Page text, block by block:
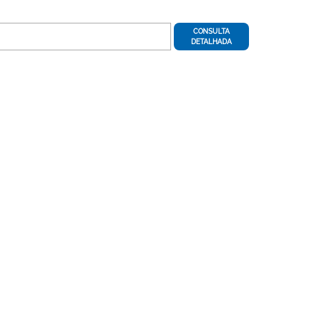
CONSULTA
DETALHADA